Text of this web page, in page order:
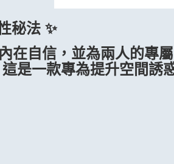
秘法 ✨
在自信，並為兩人的專
是一款專為提升空間誘